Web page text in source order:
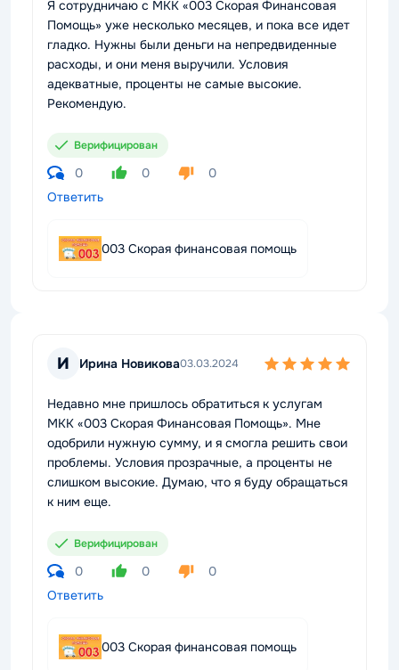
Я сотрудничаю с МКК «003 Скорая Финансовая
Помощь» уже несколько месяцев, и пока все идет
гладко. Нужны были деньги на непредвиденные
расходы, и они меня выручили. Условия
адекватные, проценты не самые высокие.
Рекомендую.
Верифицирован
0 0
0
Ответить
003 Скорая финансовая помощь
И Ирина Новикова03.03.2024
Недавно мне пришлось обратиться к услугам
МКК «003 Скорая Финансовая Помощь». Мне
одобрили нужную сумму, и я смогла решить свои
проблемы. Условия прозрачные, а проценты не
слишком высокие. Думаю, что я буду обращаться
к ним еще.
Верифицирован
0 0
0
Ответить
003 Скорая финансовая помощь